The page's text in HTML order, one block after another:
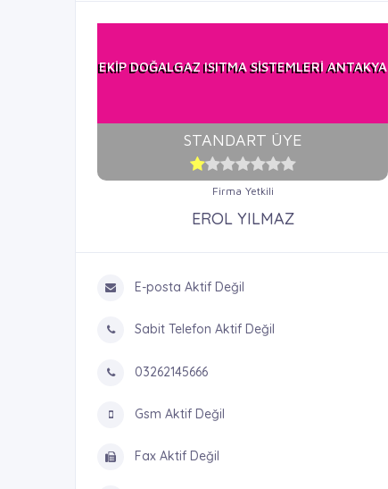
EKİP DOĞALGAZ ISITMA SİSTEMLERİ ANTAKYA
STANDART ÜYE
Firma Yetkili
EROL YILMAZ
E-posta Aktif Değil
Sabit Telefon Aktif Değil
03262145666
Gsm Aktif Değil
Fax Aktif Değil